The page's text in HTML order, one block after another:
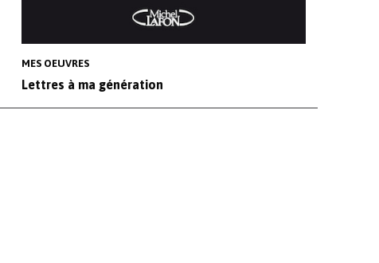
MES OEUVRES
Lettres à ma génération